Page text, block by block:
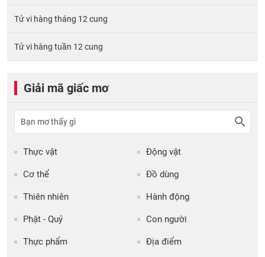
Tử vi hàng tháng 12 cung
Tử vi hàng tuần 12 cung
Giải mã giấc mơ
Thực vật Động vật
Cơ thể Đồ dùng
Thiên nhiên Hành động
Phật - Quỷ Con người
Thực phẩm Địa điểm